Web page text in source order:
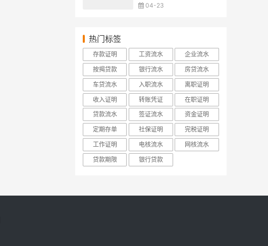
04-23
热门标签
存款证明 工资流水
企业流水
按揭贷款
银行流水
房贷流水
车贷流水
入职流水
离职证明
收入证明
转账凭证
在职证明
贷款流水
签证流水
资金证明
定期存单
社保证明
完税证明
工作证明
电核流水
网核流水
贷款期限
银行贷款